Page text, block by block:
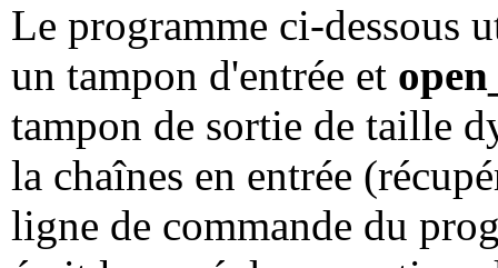
Le programme ci-dessous
un tampon d'entrée et
tampon de sortie de taille
la chaînes en entrée
ligne de commande du